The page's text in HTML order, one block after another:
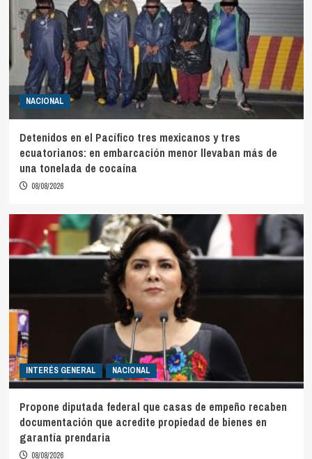
NACIONAL
Detenidos en el Pacífico tres mexicanos y tres
ecuatorianos: en embarcación menor llevaban más de
una tonelada de cocaína
08/08/2026
INTERÉS GENERAL NACIONAL
Propone diputada federal que casas de empeño recaben
documentación que acredite propiedad de bienes en
garantía prendaria
08/08/2026